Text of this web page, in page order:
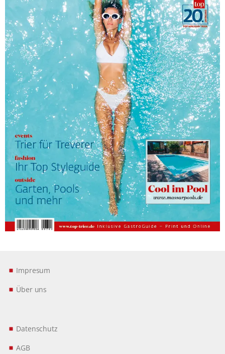
Impresum
Über uns
Datenschutz
AGB